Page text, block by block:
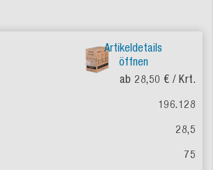
Artikeldetails
öffnen
ab 28,50 € / Krt.
196.128
28,5
75